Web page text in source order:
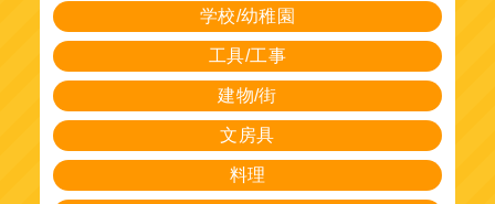
学校/幼稚園
工具/工事
建物/街
文房具
料理